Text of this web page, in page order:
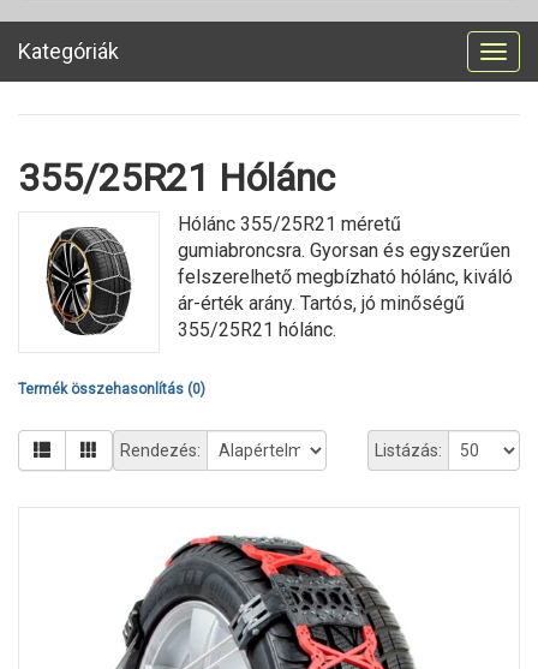
Kategóriák
355/25R21 Hólánc
Hólánc 355/25R21 méretű
gumiabroncsra. Gyorsan és egyszerűen
felszerelhető megbízható hólánc, kiváló
ár-érték arány. Tartós, jó minőségű
355/25R21 hólánc.
Termék összehasonlítás (0)
Listázás:
Rendezés: